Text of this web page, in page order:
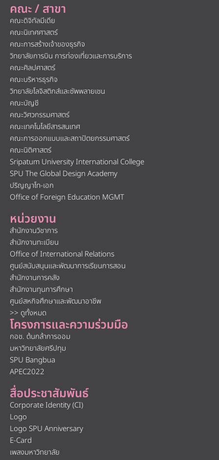
คณะ / สาขา
คณะดิจิทัลมีเดีย
คณะนิเทศศาสตร์
คณะการสร้างเจ้าของธุรกิจ
วิทยาลัยการบิน การท่องเที่ยวและการบริการ
คณะศิลปศาสตร์
คณะบริหารธุรกิจ
วิทยาลัยโลจิสติกส์และซัพพลายเชน
คณะบัญชี
คณะวิศวกรรมศาสตร์
คณะเทคโนโลยีสารสนเทศ
คณะการออกแบบและสถาปัตยกรรมศาสตร์
คณะนิติศาสตร์
Sripatum University International College
SPU The Global Design Academy
ปริญญาโท-เอก
Office of Foreign Education MGMT
หน่วยงาน
สำนักงานวิชาการ
สำนักงานทะเบียน
Office of International Relations
ศูนย์สนับสนุนและพัฒนาการเรียนการสอน
สำนักงานการคลัง
สำนักงานทุนการศึกษา
ศูนย์สหกิจศึกษาและพัฒนาอาชีพ
>> ดูทั้งหมด
โครงการและความร่วมมือ
กอช. ต้นกล้าการออม
มหาวิทยาลัยศรีปทุม
SPU Bangbua
APEC2022
สื่อประชาสัมพันธ์
Corporate Identity (CI)
Logo
Logo SPU Anniversary
E-Card
เพลงมหาวิทยาลัย